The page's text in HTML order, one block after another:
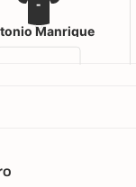
-
Manrique